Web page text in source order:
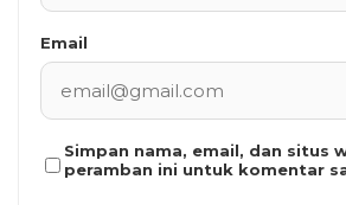
Email
Simpan nama, email, dan situs
peramban ini untuk komentar